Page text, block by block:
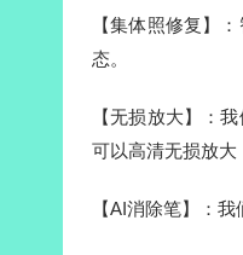
【集体照修复】
态。
【无损放大】：
可以高清无损放大
【AI消除笔】：